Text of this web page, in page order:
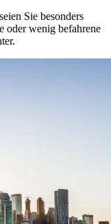
Sie besonders
oder wenig befahrene